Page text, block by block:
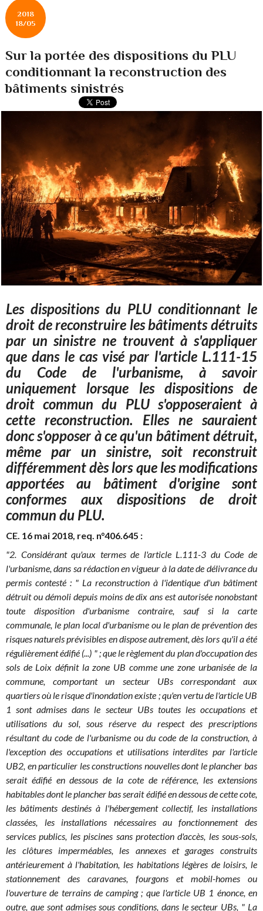
2018
18/05
Sur la portée des dispositions du PLU
conditionnant la reconstruction des
bâtiments sinistrés
Les dispositions du PLU conditionnant le
droit de reconstruire les bâtiments détruits
par un sinistre ne trouvent à s'appliquer
que dans le cas visé par l'article L.111-15
du Code de l'urbanisme, à savoir
uniquement lorsque les dispositions de
droit commun du PLU s'opposeraient à
cette reconstruction. Elles ne sauraient
donc s'opposer à ce qu'un bâtiment détruit,
même par un sinistre, soit reconstruit
différemment dès lors que les modifications
apportées au bâtiment d'origine sont
conformes aux dispositions de droit
commun du PLU.
CE. 16 mai 2018, req. n°406.645 :
"2. Considérant qu'aux termes de l'article L.111-3 du Code de
l'urbanisme, dans sa rédaction en vigueur à la date de délivrance du
permis contesté : " La reconstruction à l'identique d'un bâtiment
détruit ou démoli depuis moins de dix ans est autorisée nonobstant
toute disposition d'urbanisme contraire, sauf si la carte
communale, le plan local d'urbanisme ou le plan de prévention des
risques naturels prévisibles en dispose autrement, dès lors qu'il a été
régulièrement édifié (...) " ; que le règlement du plan d'occupation des
sols de Loix définit la zone UB comme une zone urbanisée de la
commune, comportant un secteur UBs correspondant aux
quartiers où le risque d'inondation existe ; qu'en vertu de l'article UB
1 sont admises dans le secteur UBs toutes les occupations et
utilisations du sol, sous réserve du respect des prescriptions
résultant du code de l'urbanisme ou du code de la construction, à
l'exception des occupations et utilisations interdites par l'article
UB2, en particulier les constructions nouvelles dont le plancher bas
serait édifié en dessous de la cote de référence, les extensions
habitables dont le plancher bas serait édifié en dessous de cette cote,
les bâtiments destinés à l'hébergement collectif, les installations
classées, les installations nécessaires au fonctionnement des
services publics, les piscines sans protection d'accès, les sous-sols,
les clôtures imperméables, les annexes et garages construits
antérieurement à l'habitation, les habitations légères de loisirs, le
stationnement des caravanes, fourgons et mobil-homes ou
l'ouverture de terrains de camping ; que l'article UB 1 énonce, en
outre, que sont admises sous conditions, dans le secteur UBs, " La